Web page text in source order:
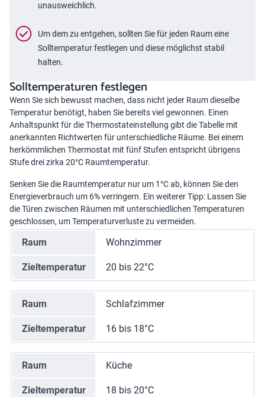
unausweichlich.
Um dem zu entgehen, sollten Sie für jeden Raum eine
Solltemperatur festlegen und diese möglichst stabil
halten.
Solltemperaturen festlegen
Wenn Sie sich bewusst machen, dass nicht jeder Raum dieselbe
Temperatur benötigt, haben Sie bereits viel gewonnen. Einen
Anhaltspunkt für die Thermostateinstellung gibt die Tabelle mit
anerkannten Richtwerten für unterschiedliche Räume. Bei einem
herkömmlichen Thermostat mit fünf Stufen entspricht übrigens
Stufe drei zirka 20°C Raumtemperatur.
Senken Sie die Raumtemperatur nur um 1°C ab, können Sie den
Energieverbrauch um 6% verringern. Ein weiterer Tipp: Lassen Sie
die Türen zwischen Räumen mit unterschiedlichen Temperaturen
geschlossen, um Temperaturverluste zu vermeiden.
Raum Wohnzimmer
Zieltemperatur 20 bis 22°C
Raum Schlafzimmer
Zieltemperatur 16 bis 18°C
Raum Küche
Zieltemperatur 18 bis 20°C